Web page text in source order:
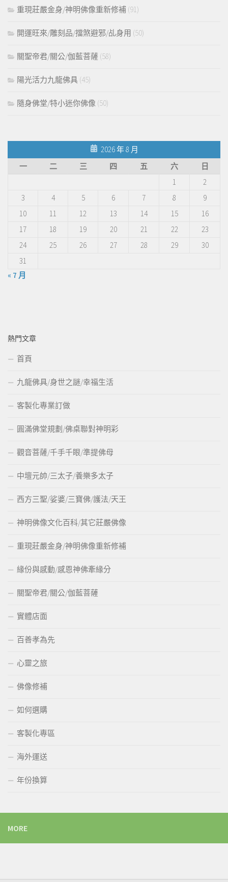
重現莊嚴金身/神明佛像重新修補 (91)
開運旺來/雕刻品/擋煞避邪/乩身用 (50)
關聖帝君/關公/伽藍菩薩 (58)
陽光活力九龍佛具 (45)
隨身佛堂/特小迷你佛像 (50)
2026 年 8 月
一
二 三 四 五 六
日
1
2
3
4 5 6 7 8
9
10
11 12 13 14 15
16
17
18 19 20 21 22
23
24
25 26 27 28 29
30
31
« 7 月
熱門文章
首頁
九龍佛具/身世之謎/幸福生活
客製化專業訂做
圓滿佛堂規劃/佛桌聯對神明彩
觀音菩薩/千手千眼/準提佛母
中壇元帥/三太子/養樂多太子
西方三聖/娑婆/三寶佛/護法/天王
神明佛像文化百科/其它莊嚴佛像
重現莊嚴金身/神明佛像重新修補
緣份與感動/感恩神佛牽緣分
關聖帝君/關公/伽藍菩薩
實體店面
百善孝為先
心靈之旅
佛像修補
如何選購
客製化專區
海外運送
年份換算
MORE